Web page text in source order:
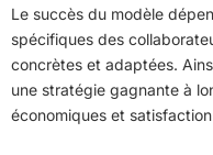
Le succès du modèle
spécifiques des
concrètes et adaptées.
une stratégie gagnante à
économiques et